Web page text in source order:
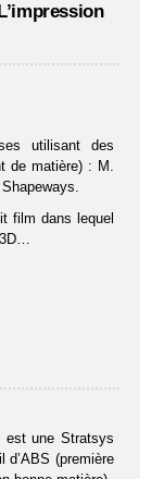
utilisant des
de matière) : M.
film dans lequel
est une Stratsys
d’ABS (première